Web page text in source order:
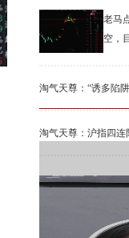
老马
空，
淘气天尊：“诱多陷
淘气天尊：沪指四连